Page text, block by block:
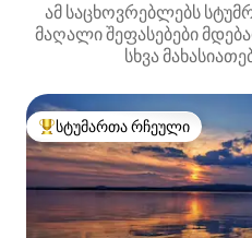
ამ საცხოვრებლებს
მაღალი შეფასებები
სხვა
სტუმართა რჩეული მოწინავე
სტუმართა რჩეული